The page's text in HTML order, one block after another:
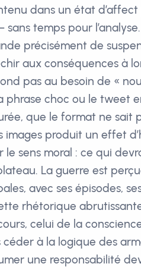
dans un état
temps pour
précisément de
aux conséquences à
pas au besoin de «
phrase choc ou le tweet
que le format ne sait
images produit un effet
le sens moral : ce qui
La guerre est
avec ses épisodes,
rhétorique
celui de la
à la logique des
une responsabilité